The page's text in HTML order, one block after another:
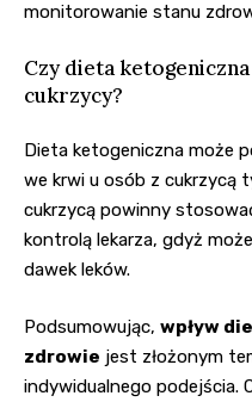
monitorowanie stanu
Czy dieta
cukrzycy?
Dieta ketogeniczna może
we krwi u osób z cukrzycą
cukrzycą powinny
kontrolą lekarza, gdyż
dawek leków.
Podsumowując, wpływ
zdrowie jest złożonym
indywidualnego podejścia.